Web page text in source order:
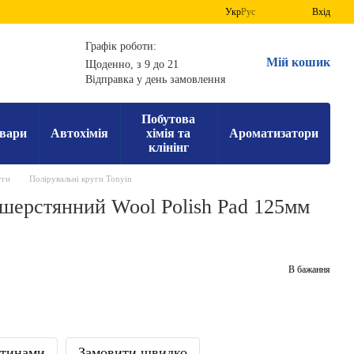
УкрРус Вхід
Графік роботи:
Щоденно, з 9 до 21
Відправка у день замовлення
Мій кошик
Автохімія
Побутова
хімія та
клінінг
Ароматизатори
Полірувальні круги Tonyin
Wool Polish Pad 125мм
В бажання